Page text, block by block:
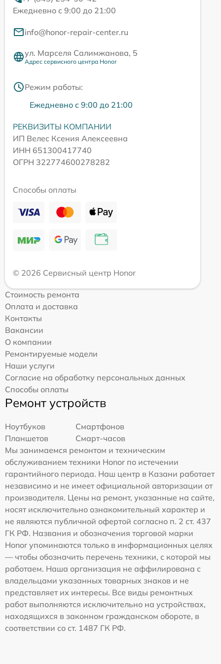
Ежедневно с 9:00 до 21:00
info@honor-repair-center.ru
ул. Марселя Салимжанова, 5
Адрес сервисного центра Honor
Режим работы:
Ежедневно с 9:00 до 21:00
РЕКВИЗИТЫ КОМПАНИИ
ИП Велес Ксения Алексеевна
ИНН 651300417740
ОГРН 322774600278282
Способы оплаты
© 2026 Сервисный центр Honor
Стоимость ремонта
Оплата и доставка
Контакты
Вакансии
О компании
Ремонтируемые модели
Наши услуги
Согласие на обработку персональных данных
Способы оплаты
Ремонт устройств
Ноутбуков
Смартфонов
Планшетов
Смарт-часов
Мы занимаемся ремонтом и техническим
обслуживанием техники Honor по истечении
гарантийного периода. Наш центр в Казани работает
независимо и не имеет официальной авторизации от
производителя. Цены на ремонт, указанные на сайте,
носят исключительно ознакомительный характер и
не являются публичной офертой согласно п. 2 ст. 437
ГК РФ. Названия и обозначения торговой марки
Honor упоминаются только в информационных целях
— чтобы обозначить перечень техники, с которой мы
работаем. Наша организация не аффилирована с
владельцами указанных товарных знаков и не
представляет их интересы. Все виды ремонтных
работ выполняются исключительно на устройствах,
находящихся в законном гражданском обороте, в
соответствии со ст. 1487 ГК РФ.